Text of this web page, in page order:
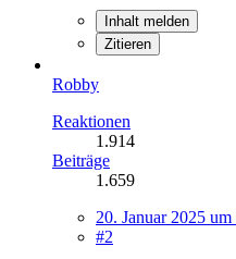
Inhalt melden
Zitieren
Robby
Reaktionen
1.914
Beiträge
1.659
20. Januar 2025 um
#2